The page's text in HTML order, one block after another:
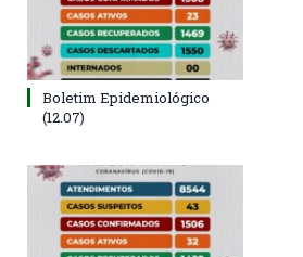
Boletim Epidemiológico
(12.07)